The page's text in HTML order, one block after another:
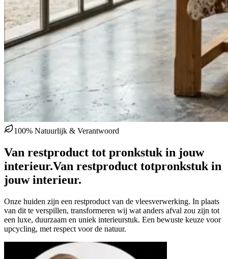
100% Natuurlijk & Verantwoord
Van restproduct tot pronkstuk in jouw
interieur.Van restproduct totpronkstuk in
jouw interieur.
Onze huiden zijn een restproduct van de vleesverwerking. In plaats
van dit te verspillen, transformeren wij wat anders afval zou zijn tot
een luxe, duurzaam en uniek interieurstuk. Een bewuste keuze voor
upcycling, met respect voor de natuur.